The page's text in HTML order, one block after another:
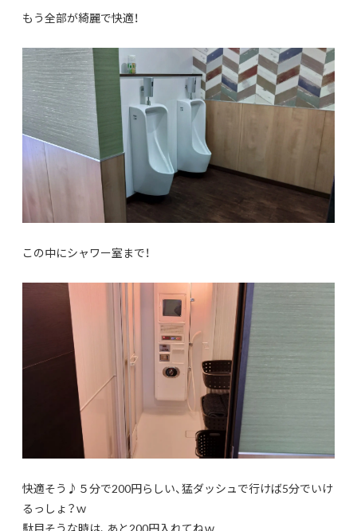
もう全部が綺麗で快適！
この中にシャワー室まで！
快適そう♪５分で200円らしい、猛ダッシュで行けば5分でいけ
るっしょ？ｗ